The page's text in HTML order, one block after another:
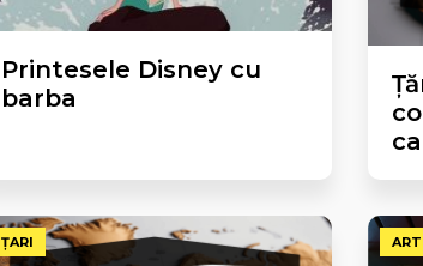
Printesele Disney cu
barba
ȚARI